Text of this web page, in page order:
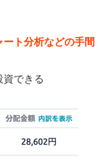
ンディ
ディン
ンキン
ト分析などの手間
資できる